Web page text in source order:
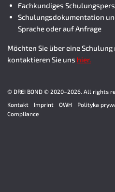
Fachkundiges
Schulungsdokumentation
Sprache oder auf Anfrage
Möchten Sie über eine
kontaktieren Sie uns hier.
© DREI BOND © 2020–2026. All rights
Kontakt
Imprint OWH Polityka
Compliance